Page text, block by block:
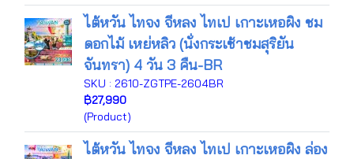
ไต้หวัน ไทจง จีหลง ไทเป เกาะเหอผิง ชม
ดอกไม้ เหย่หลิว (นั่งกระเช้าชมสุริยัน
จันทรา) 4 วัน 3 คืน-BR
SKU : 2610-ZGTPE-2604BR
฿27,990
(Product)
ไต้หวัน ไทจง จีหลง ไทเป เกาะเหอผิง ล่อง